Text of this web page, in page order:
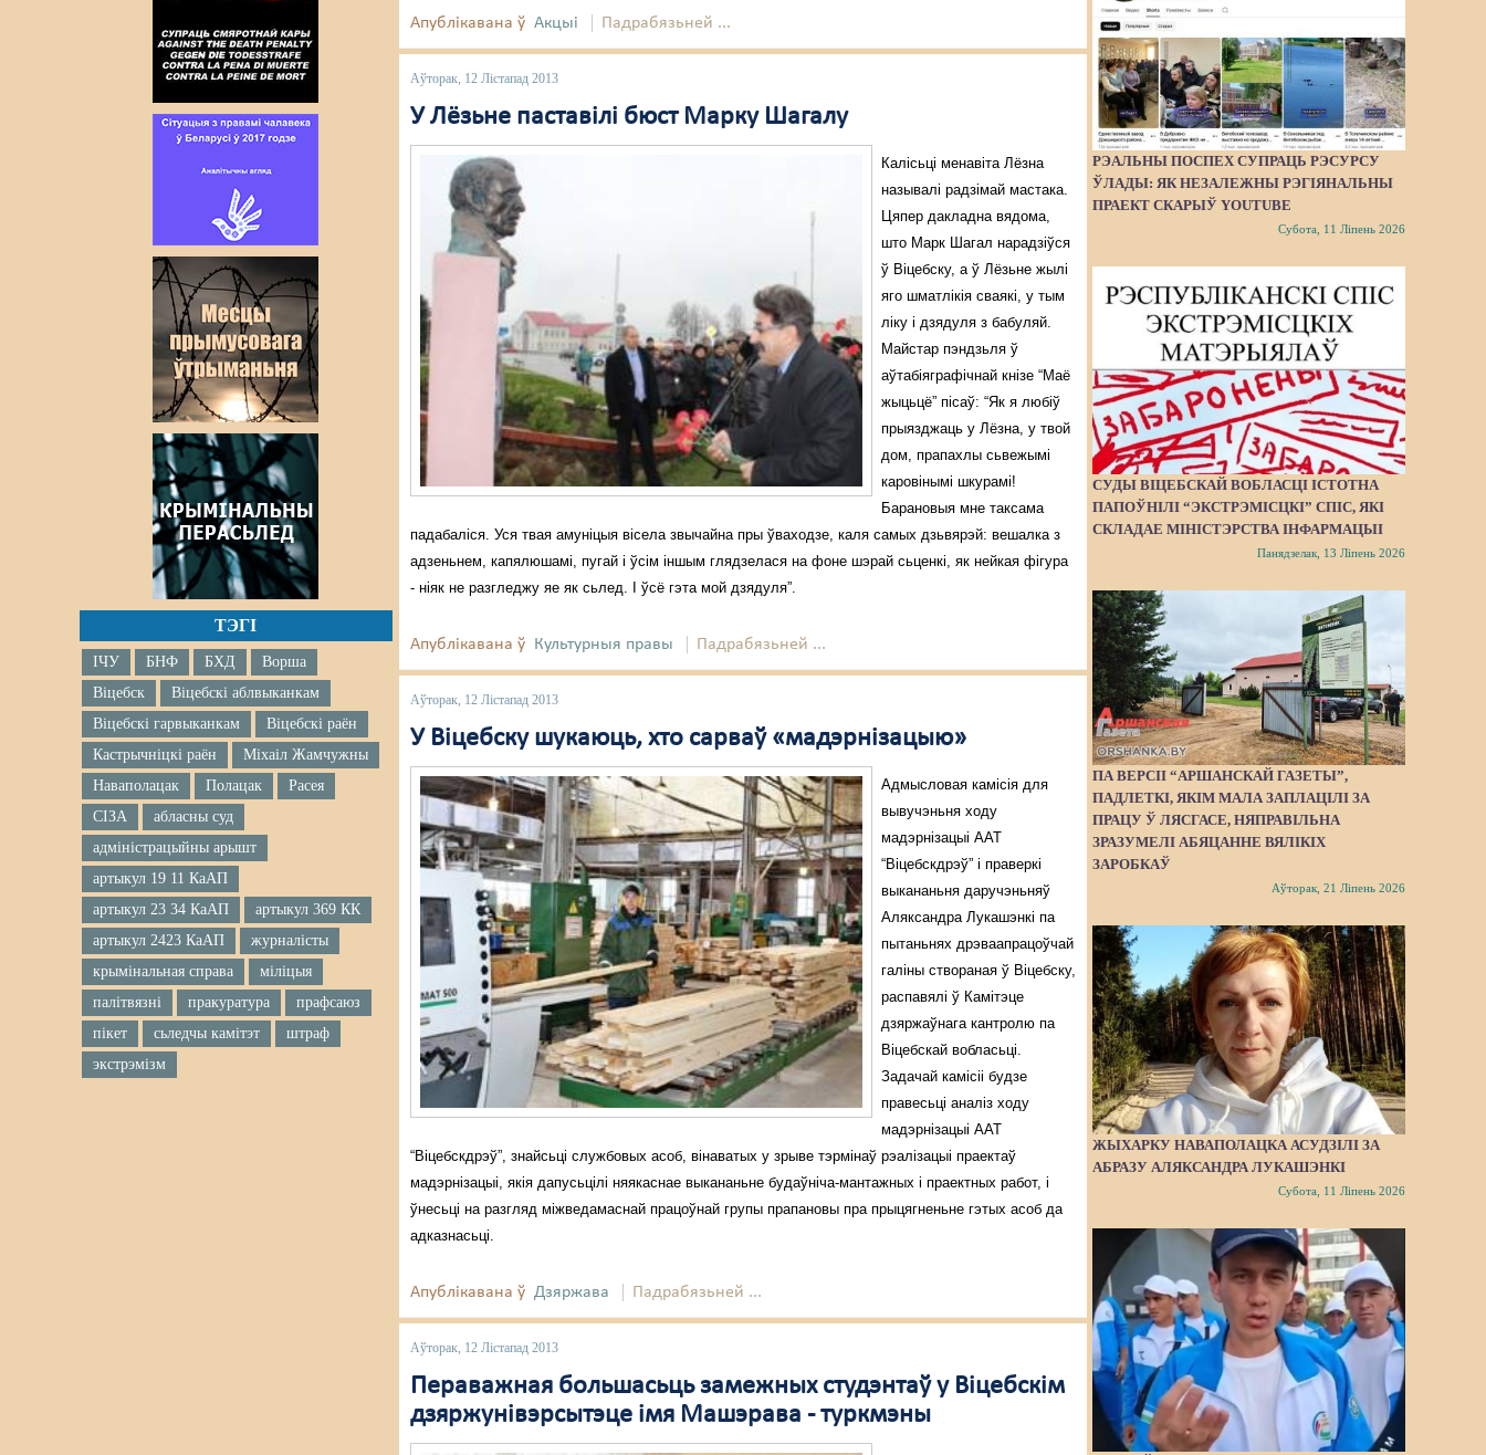
ТЭГІ
ІЧУ БНФ БХД
Ворша
Віцебск
Віцебскі аблвыканкам
Віцебскі гарвыканкам
Віцебскі раён
Кастрычніцкі раён
Міхаіл Жамчужны
Наваполацак
Полацак
Расея
СІЗА
абласны суд
адміністрацыйны арышт
артыкул 19 11 КаАП
артыкул 23 34 КаАП
артыкул 369 КК
артыкул 2423 КаАП
журналісты
крымінальная справа
міліцыя
палітвязні
пракуратура
прафсаюз
пікет
сьледчы камітэт
штраф
экстрэмізм
Апублікавана ў Акцыі Падрабязьней ...
Аўторак, 12 Лістапад 2013
У Лёзьне паставілі бюст Марку Шагалу
Калісьці менавіта Лёзна
называлі радзімай мастака.
Цяпер дакладна вядома,
што Марк Шагал нарадзіўся
ў Віцебску, а ў Лёзьне жылі
яго шматлікія сваякі, у тым
ліку і дзядуля з бабуляй.
Майстар пэндзьля ў
аўтабіяграфічнай кнізе “Маё
жыцьцё” пісаў: “Як я любіў
прыязджаць у Лёзна, у твой
дом, прапахлы сьвежымі
каровінымі шкурамі!
Барановыя мне таксама
падабаліся. Уся твая амуніцыя вісела звычайна пры ўваходзе, каля самых дзьвярэй: вешалка з
адзеньнем, капялюшамі, пугай і ўсім іншым глядзелася на фоне шэрай сьценкі, як нейкая фігура
- ніяк не разгледжу яе як сьлед. І ўсё гэта мой дзядуля”.
Апублікавана ў Культурныя правы Падрабязьней ...
Аўторак, 12 Лістапад 2013
У Віцебску шукаюць, хто сарваў «мадэрнізацыю»
Адмысловая камісія для
вывучэньня ходу
мадэрнізацыі ААТ
“Віцебскдрэў” і праверкі
выкананьня даручэньняў
Аляксандра Лукашэнкі па
пытаньнях дрэваапрацоўчай
галіны створаная ў Віцебску,
распавялі ў Камітэце
дзяржаўнага кантролю па
Віцебскай вобласьці.
Задачай камісіі будзе
правесьці аналіз ходу
мадэрнізацыі ААТ
“Віцебскдрэў”, знайсьці службовых асоб, вінаватых у зрыве тэрмінаў рэалізацыі праектаў
мадэрнізацыі, якія дапусьцілі няякаснае выкананьне будаўніча-мантажных і праектных работ, і
ўнесьці на разгляд міжведамаснай працоўнай групы прапановы пра прыцягненьне гэтых асоб да
адказнасьці.
Апублікавана ў Дзяржава Падрабязьней ...
Аўторак, 12 Лістапад 2013
Пераважная большасьць замежных студэнтаў у Віцебскім
дзяржунівэрсытэце імя Машэрава - туркмэны
РЭАЛЬНЫ ПОСПЕХ СУПРАЦЬ РЭСУРСУ
ЎЛАДЫ: ЯК НЕЗАЛЕЖНЫ РЭГІЯНАЛЬНЫ
ПРАЕКТ СКАРЫЎ YOUTUBE
Субота, 11 Ліпень 2026
СУДЫ ВІЦЕБСКАЙ ВОБЛАСЦІ ІСТОТНА
ПАПОЎНІЛІ “ЭКСТРЭМІСЦКІ” СПІС, ЯКІ
СКЛАДАЕ МІНІСТЭРСТВА ІНФАРМАЦЫІ
Панядзелак, 13 Ліпень 2026
ПА ВЕРСІІ “АРШАНСКАЙ ГАЗЕТЫ”,
ПАДЛЕТКІ, ЯКІМ МАЛА ЗАПЛАЦІЛІ ЗА
ПРАЦУ Ў ЛЯСГАСЕ, НЯПРАВІЛЬНА
ЗРАЗУМЕЛІ АБЯЦАННЕ ВЯЛІКІХ
ЗАРОБКАЎ
Аўторак, 21 Ліпень 2026
ЖЫХАРКУ НАВАПОЛАЦКА АСУДЗІЛІ ЗА
АБРАЗУ АЛЯКСАНДРА ЛУКАШЭНКІ
Субота, 11 Ліпень 2026